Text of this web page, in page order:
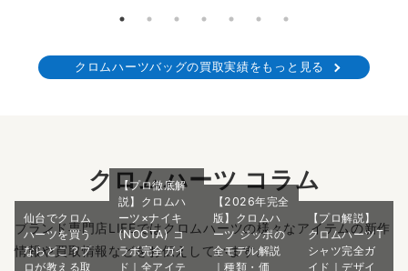
クロムハーツバッグの買取実績をもっと見る
クロムハーツ コラム
ブランド専門店LIFEではクロムハーツの様々なアイテムの新作
情報や買取情報などをお伝えしています。
仙台でクロム
ハーツを買う
ならどこ？プ
ロが教える取
【プロ徹底解
説】クロムハ
ーツ×ナイキ
(NOCTA) コ
ラボ完全ガイ
ド｜全アイテ
【2026年完全
版】クロムハ
ーツ ジッポの
全モデル解説
｜種類・価
【プロ解説】
クロムハーツT
シャツ完全ガ
イド｜デザイ